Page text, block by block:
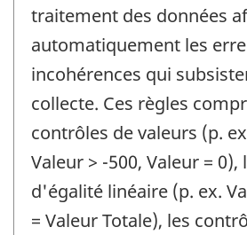
traitement des données
automatiquement les
incohérences qui
collecte. Ces règles
contrôles de valeurs (p.
Valeur > -500, Valeur =
d'égalité linéaire (p. ex.
= Valeur Totale), les